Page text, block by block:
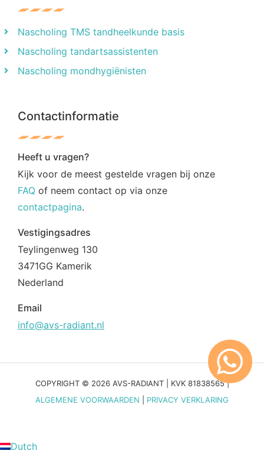
Nascholing TMS tandheelkunde basis
Nascholing tandartsassistenten
Nascholing mondhygiënisten
Contactinformatie
Heeft u vragen?
Kijk voor de meest gestelde vragen bij onze
FAQ of neem contact op via onze
contactpagina.
Vestigingsadres
Teylingenweg 130
3471GG Kamerik
Nederland
Email
info@avs-radiant.nl
COPYRIGHT © 2026 AVS-RADIANT | KVK 81838565 |
ALGEMENE VOORWAARDEN
PRIVACY VERKLARING
Dutch